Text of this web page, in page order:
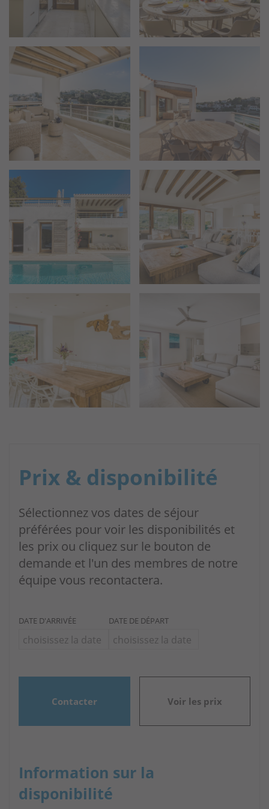
Prix & disponibilité
Sélectionnez vos dates de séjour
préférées pour voir les disponibilités et
les prix ou cliquez sur le bouton de
demande et l'un des membres de notre
équipe vous recontactera.
DATE D'ARRIVÉE DATE DE DÉPART
Contacter Voir les prix
Information sur la
disponibilité